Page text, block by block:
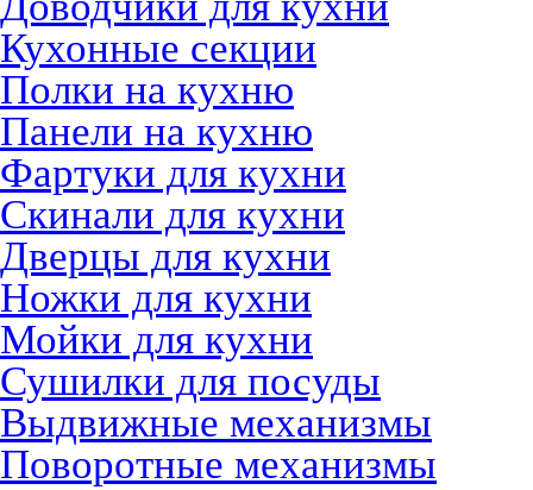
Кухонные секции
Полки на кухню
Панели на кухню
Фартуки для кухни
Скинали для кухни
Дверцы для кухни
Ножки для кухни
Мойки для кухни
Сушилки для посуды
Выдвижные механизмы
Поворотные механизмы